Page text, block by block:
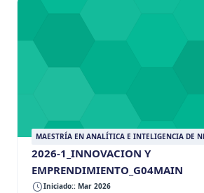
MAESTRÍA EN ANALÍTICA E INTELIGENCIA DE
2026-1_INNOVACION Y
EMPRENDIMIENTO_G04MAIN
Iniciado:: Mar 2026